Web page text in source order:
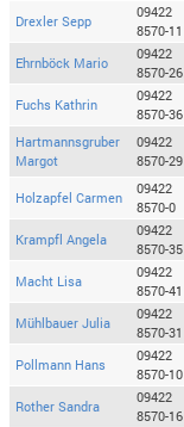
Drexler Sepp
09422
8570-11
Ehrnböck Mario
09422
8570-26
Fuchs Kathrin
09422
8570-36
Hartmannsgruber
Margot
09422
8570-29
Holzapfel Carmen
09422
8570-0
Krampfl Angela
09422
8570-35
Macht Lisa
09422
8570-41
Mühlbauer Julia
09422
8570-31
Pollmann Hans
09422
8570-10
Rother Sandra
09422
8570-16